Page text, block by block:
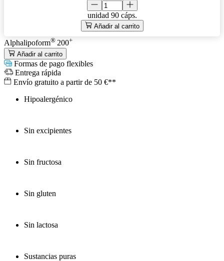
unidad 90 cáps.
Añadir al carrito
Alphalipoform® 200+
Añadir al carrito
Formas de pago flexibles
Entrega rápida
Envío gratuito a partir de 50 €**
Hipoalergénico
Sin excipientes
Sin fructosa
Sin gluten
Sin lactosa
Sustancias puras